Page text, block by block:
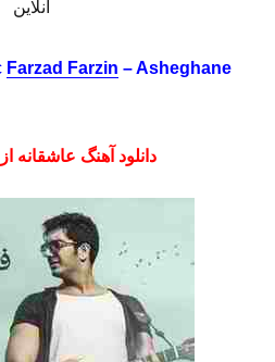
آنلاین
Farzad Farzin – Asheghane
دانلود آهنگ عاشقانه